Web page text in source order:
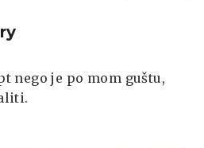
nego je po mom guštu,